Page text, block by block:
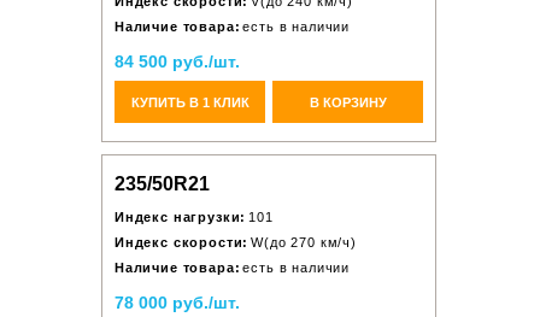
Наличие товара: есть в наличии
84 500 руб./шт.
КУПИТЬ В 1 КЛИК В КОРЗИНУ
235/50R21
Индекс нагрузки: 101
Индекс скорости: W(до 270 км/ч)
Наличие товара: есть в наличии
78 000 руб./шт.